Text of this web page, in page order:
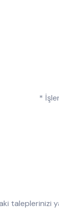
*
taleplerinizi